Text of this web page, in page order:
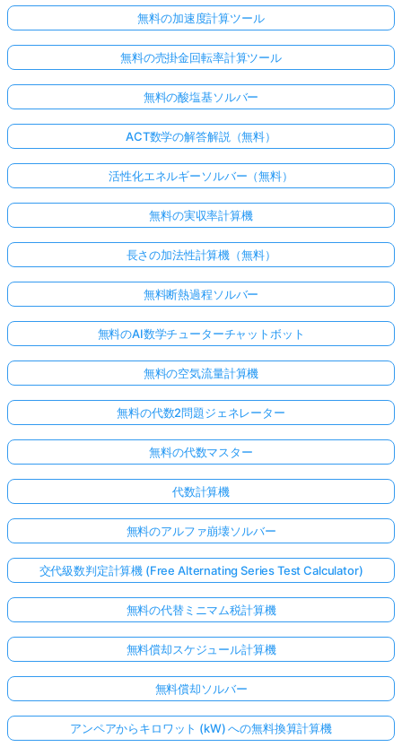
無料の加速度計算ツール
無料の売掛金回転率計算ツール
無料の酸塩基ソルバー
ACT数学の解答解説（無料）
活性化エネルギーソルバー（無料）
無料の実収率計算機
長さの加法性計算機（無料）
無料断熱過程ソルバー
無料のAI数学チューターチャットボット
無料の空気流量計算機
無料の代数2問題ジェネレーター
無料の代数マスター
代数計算機
無料のアルファ崩壊ソルバー
交代級数判定計算機 (Free Alternating Series Test Calculator)
無料の代替ミニマム税計算機
無料償却スケジュール計算機
無料償却ソルバー
アンペアからキロワット (kW) への無料換算計算機